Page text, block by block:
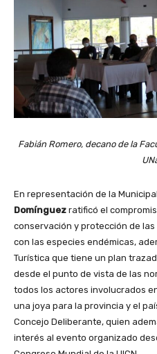
Fabián Romero, decano de la
En representación de la
Domínguez ratificó el
conservación y protección de
con las especies endémicas,
Turística que tiene un plan
desde el punto de vista de las
todos los actores involucrados
una joya para la provincia y el
Concejo Deliberante, quien
interés al evento organizado